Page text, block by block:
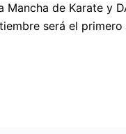
Mancha de Karate y
será el